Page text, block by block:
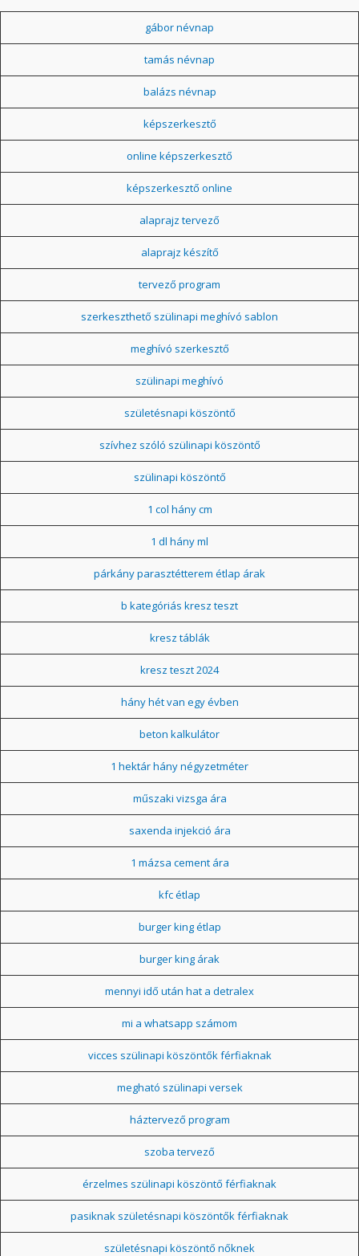
gábor névnap
tamás névnap
balázs névnap
képszerkesztő
online képszerkesztő
képszerkesztő online
alaprajz tervező
alaprajz készítő
tervező program
szerkeszthető szülinapi meghívó sablon
meghívó szerkesztő
szülinapi meghívó
születésnapi köszöntő
szívhez szóló szülinapi köszöntő
szülinapi köszöntő
1 col hány cm
1 dl hány ml
párkány parasztétterem étlap árak
b kategóriás kresz teszt
kresz táblák
kresz teszt 2024
hány hét van egy évben
beton kalkulátor
1 hektár hány négyzetméter
műszaki vizsga ára
saxenda injekció ára
1 mázsa cement ára
kfc étlap
burger king étlap
burger king árak
mennyi idő után hat a detralex
mi a whatsapp számom
vicces szülinapi köszöntők férfiaknak
megható szülinapi versek
háztervező program
szoba tervező
érzelmes szülinapi köszöntő férfiaknak
pasiknak születésnapi köszöntők férfiaknak
születésnapi köszöntő nőknek